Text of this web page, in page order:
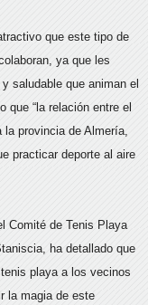
que este tipo de
ya que les
saludable que animan el
que “la relación entre el
provincia de Almería,
practicar deporte al aire
Comité de Tenis Playa
ha detallado que
playa a los vecinos
la magia de este